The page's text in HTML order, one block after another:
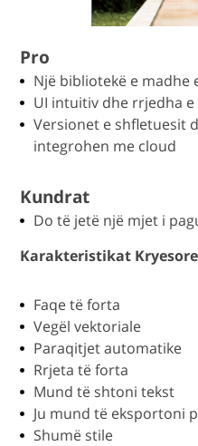
Pro
Një bibliotekë e madhe
UI intuitiv dhe rrjedha e
Versionet e shfletuesit
integrohen me cloud
Kundrat
Do të jetë një mjet i
Karakteristikat
Faqe të forta
Vegël vektoriale
Paraqitjet automatike
Rrjeta të forta
Mund të shtoni tekst
Ju mund të eksportoni
Shumë stile